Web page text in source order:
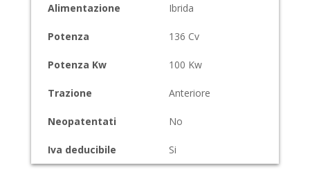
Alimentazione Ibrida
Potenza 136 Cv
Potenza Kw 100 Kw
Trazione Anteriore
Neopatentati No
Iva deducibile Si